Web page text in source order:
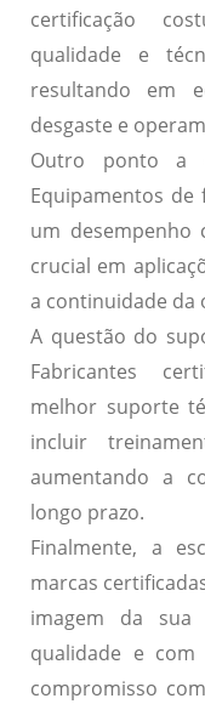
certificação
qualidade e
resultando em
desgaste e
Outro ponto a
Equipamentos de
um desempenho
crucial em
a continuidade da
A questão do
Fabricantes
melhor suporte
incluir
aumentando a
longo prazo.
Finalmente, a
marcas
imagem da sua
qualidade e
compromisso